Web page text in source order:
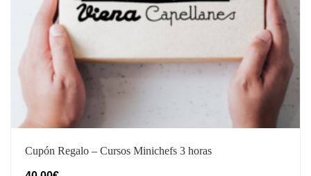
Cupón Regalo – Cursos Minichefs 3 horas